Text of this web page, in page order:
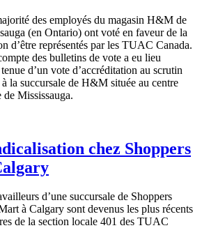
des employés du magasin H&M de
(en Ontario) ont voté en faveurde la
d’être représentés par les TUAC Canada.
des bulletins de vote a eu lieu
tenue d’un vote d’accréditation au scrutin
à la succursale de H&M située au centre
Mississauga.
chez Shoppers
d’une succursale de Shoppers
à Calgary sont devenus les plus récents
de la section locale 401 des TUAC